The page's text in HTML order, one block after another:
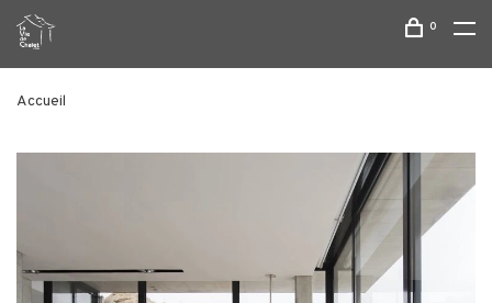
0
Accueil